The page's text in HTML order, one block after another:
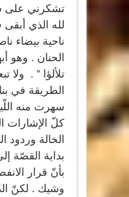
تشكرني على
لله الذي
ناحية بيضاء
الحنان . وهو
تلألؤا ” . ولا
الطريقة في
سهرت منه
كلّ الإشارات
الخالة وردود
بداية القصّة
بأنّ قرار
وشيك . لكنّ